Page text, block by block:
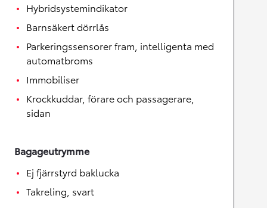
Hybridsystemindikator
Barnsäkert dörrlås
Parkeringssensorer fram, intelligenta med
automatbroms
Immobiliser
Krockkuddar, förare och passagerare,
sidan
Bagageutrymme
Ej fjärrstyrd baklucka
Takreling, svart